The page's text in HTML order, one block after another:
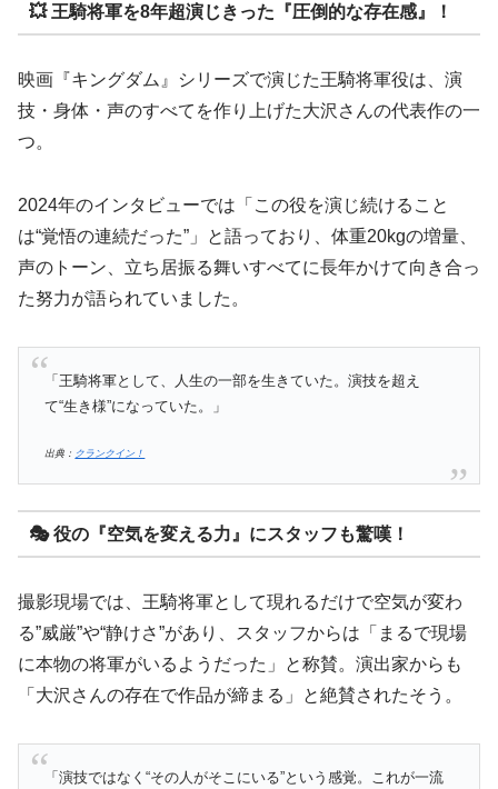
💥 王騎将軍を8年超演じきった『圧倒的な存在感』！
映画『キングダム』シリーズで演じた王騎将軍役は、演
技・身体・声のすべてを作り上げた大沢さんの代表作の一
つ。
2024年のインタビューでは「この役を演じ続けること
は“覚悟の連続だった”」と語っており、体重20kgの増量、
声のトーン、立ち居振る舞いすべてに長年かけて向き合っ
た努力が語られていました。
「王騎将軍として、人生の一部を生きていた。演技を超え
て“生き様”になっていた。」
出典： クランクイン！
🎭 役の『空気を変える力』にスタッフも驚嘆！
撮影現場では、王騎将軍として現れるだけで空気が変わ
る”威厳”や“静けさ”があり、スタッフからは「まるで現場
に本物の将軍がいるようだった」と称賛。演出家からも
「大沢さんの存在で作品が締まる」と絶賛されたそう。
「演技ではなく“その人がそこにいる”という感覚。これが一流